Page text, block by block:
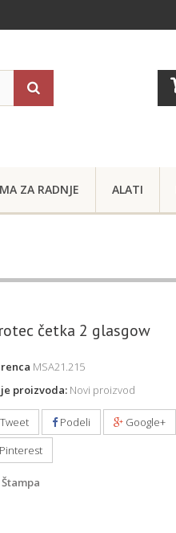
ZA RADNJE ALATI
četka 2 glasgow
MSA21.215
proizvoda: Novi proizvod
Tweet Podeli
Google+
Pinterest
Štampa